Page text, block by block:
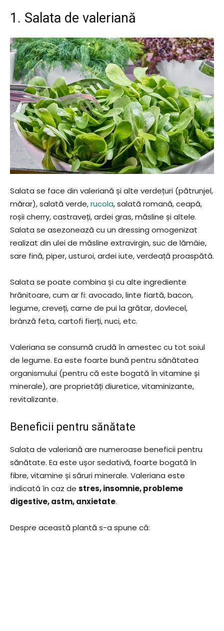
1. Salata de valeriană
Salata se face din valeriană și alte verdețuri (pătrunjel,
mărar), salată verde,rucola, salată romană, ceapă,
roșii cherry, castraveți, ardei gras, măsline și altele.
Salata se asezonează cu un dressing omogenizat
realizat din ulei de măsline extravirgin, suc de lămâie,
sare fină, piper, usturoi, ardei iute, verdeață proaspătă.
Salata se poate combina și cu alte ingrediente
hrănitoare, cum ar fi: avocado, linte fiartă, bacon,
legume, creveți, carne de pui la grătar, dovlecel,
brânză feta, cartofi fierți, nuci, etc.
Valeriana se consumă crudă în amestec cu tot soiul
de legume. Ea este foarte bună pentru sănătatea
organismului (pentru că este bogată în vitamine și
minerale), are proprietăți diuretice, vitaminizante,
revitalizante.
Beneficii pentru sănătate
Salata de valeriană are numeroase beneficii pentru
sănătate. Ea este ușor sedativă, foarte bogată în
fibre, vitamine și săruri minerale. Valeriana este
indicată în caz de stres, insomnie, probleme
digestive, astm, anxietate.
Despre această plantă s-a spune că: